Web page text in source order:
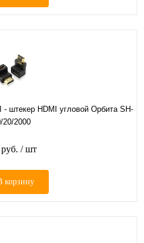
- штекер HDMI угловой Орбита SH-
20/2000
/ шт
корзину